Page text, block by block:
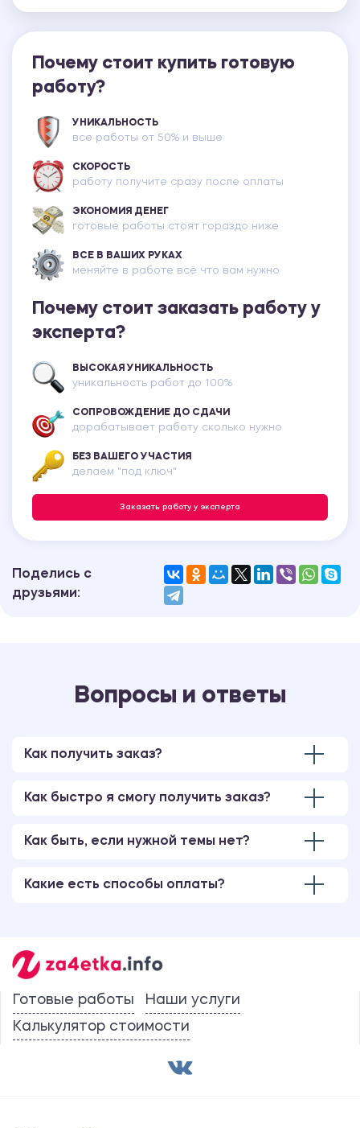
Почему стоит купить готовую
работу?
УНИКАЛЬНОСТЬ
все работы от 50% и выше
СКОРОСТЬ
работу получите сразу после оплаты
ЭКОНОМИЯ ДЕНЕГ
готовые работы стоят гораздо ниже
ВСЕ В ВАШИХ РУКАХ
меняйте в работе всё что вам нужно
Почему стоит заказать работу у
эксперта?
ВЫСОКАЯ УНИКАЛЬНОСТЬ
уникальность работ до 100%
СОПРОВОЖДЕНИЕ ДО СДАЧИ
дорабатывает работу сколько нужно
БЕЗ ВАШЕГО УЧАСТИЯ
делаем "под ключ"
Заказать работу у эксперта
Поделись с
друзьями:
Вопросы и ответы
Как получить заказ?
Как быстро я смогу получить заказ?
Как быть, если нужной темы нет?
Какие есть способы оплаты?
Готовые работы
Наши услуги
Калькулятор стоимости